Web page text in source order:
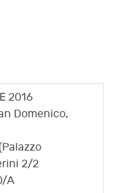
2016
Domenico,
2/2
A